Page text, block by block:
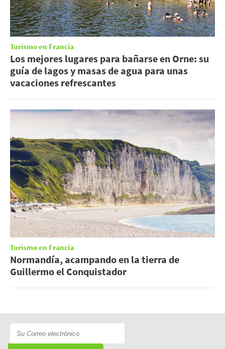
Turismo en Francia
Los mejores lugares para bañarse en Orne: su
guía de lagos y masas de agua para unas
vacaciones refrescantes
Turismo en Francia
Normandía, acampando en la tierra de
Guillermo el Conquistador